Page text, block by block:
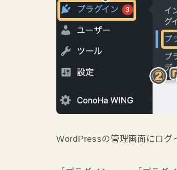
WordPressの管理画面にログ